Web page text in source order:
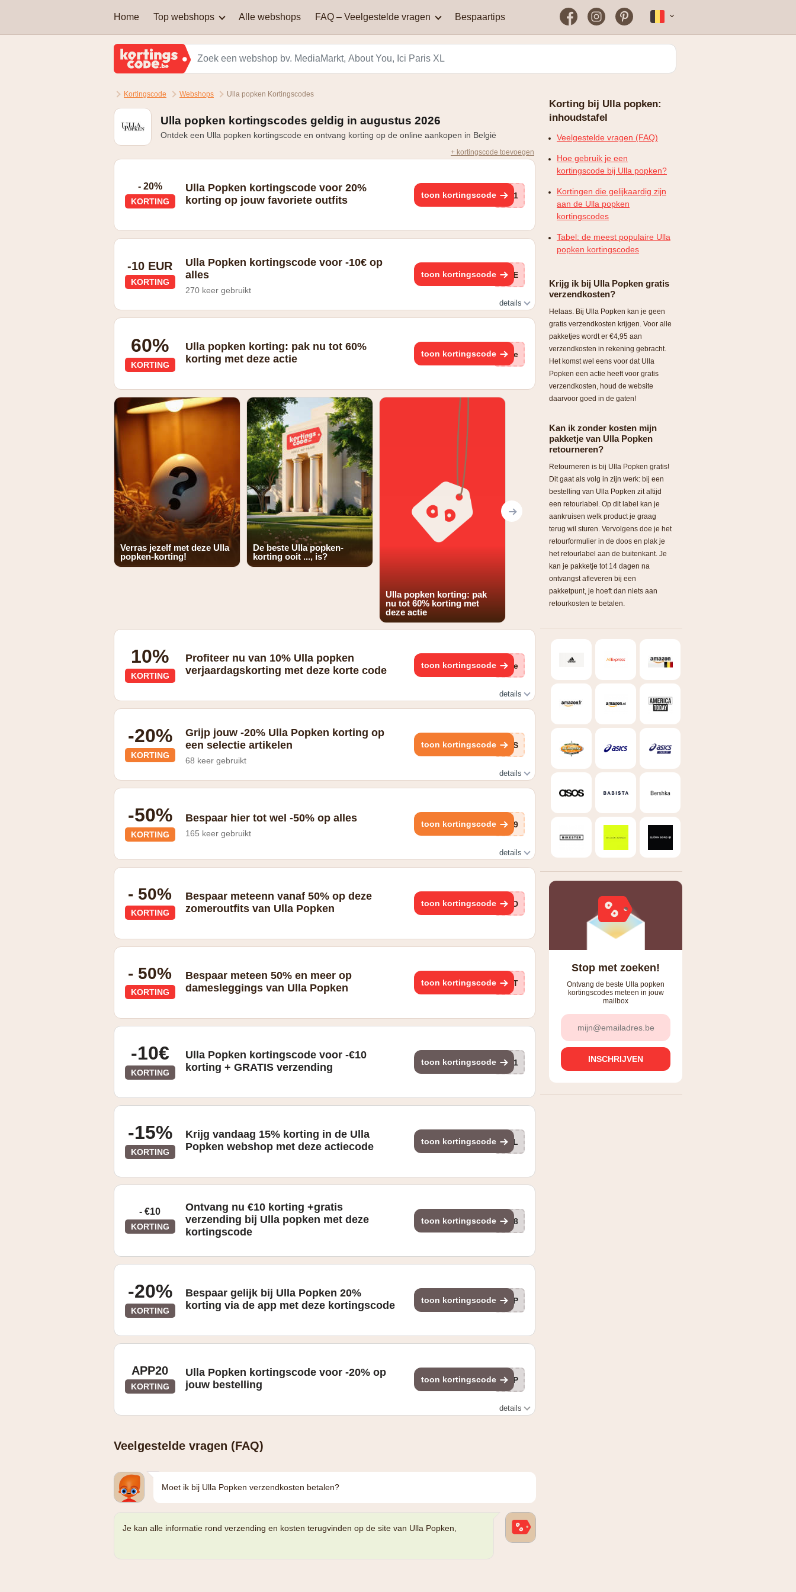
Home Top webshops
AEG AliExpress Aqualibi
Martin's Hotels Plopsaland Theater Hotel
Samsung Smeg Vanden Borre WONDR
Alle webshops FAQ – Veelgestelde vragen
Welke soort kortingscodes
zijn er?
Waar kan je kortingscodes
vinden?
Waarom werkt mijn
kortingscode niet?
kortingscode?
Kan je een kortingscode
combineren om nog extra
korting te krijgen?
Hoe bereken je korting?
kortingen en aanbiedingen
FAQ – Veelgestelde vragen
Bespaartips
FacebookInstagramPinterest
Kortingscode Webshops Ulla popken Kortingscodes
Ulla popken kortingscodes geldig in augustus 2026
Ontdek een Ulla popken kortingscode en ontvang korting op de online aankopen in België
+ kortingscode toevoegen
- 20%
KORTING
Ulla Popken kortingscode voor 20%
korting op jouw favoriete outfits
toon kortingscode 591
-10 EUR
KORTING
Ulla Popken kortingscode voor -10€ op
alles
270 keer gebruikt
toon kortingscode ZIE
details
60%
KORTING
Ulla popken korting: pak nu tot 60%
korting met deze actie
toon kortingscode (ge
Verras jezelf met deze Ulla
popken-korting!
De beste Ulla popken-
korting ooit ..., is?
Ulla popken korting: pak
nu tot 60% korting met
deze actie
10%
KORTING
Profiteer nu van 10% Ulla popken
verjaardagskorting met deze korte code
toon kortingscode (ge
details
-20%
KORTING
Grijp jouw -20% Ulla Popken korting op
een selectie artikelen
68 keer gebruikt
toon kortingscode PRS
details
-50%
KORTING
Bespaar hier tot wel -50% op alles
165 keer gebruikt
toon kortingscode 9V9
details
- 50%
KORTING
Bespaar meteenn vanaf 50% op deze
zomeroutfits van Ulla Popken
toon kortingscode a5D
- 50%
KORTING
Bespaar meteen 50% en meer op
damesleggings van Ulla Popken
toon kortingscode aLT
-10€
KORTING
Ulla Popken kortingscode voor -€10
korting + GRATIS verzending
toon kortingscode 31
-15%
KORTING
Krijg vandaag 15% korting in de Ulla
Popken webshop met deze actiecode
toon kortingscode WEL
- €10
KORTING
Ontvang nu €10 korting +gratis
verzending bij Ulla popken met deze
kortingscode
toon kortingscode 318
-20%
KORTING
Bespaar gelijk bij Ulla Popken 20%
korting via de app met deze kortingscode
toon kortingscode APP
APP20
KORTING
Ulla Popken kortingscode voor -20% op
jouw bestelling
toon kortingscode AP
details
Veelgestelde vragen (FAQ)
Moet ik bij Ulla Popken verzendkosten betalen?
Je kan alle informatie rond verzending en kosten terugvinden op de site van Ulla Popken,
Korting bij Ulla popken:
inhoudstafel
Veelgestelde vragen (FAQ)
Hoe gebruik je een
kortingscode bij Ulla popken?
Kortingen die gelijkaardig zijn
aan de Ulla popken
kortingscodes
Tabel: de meest populaire Ulla
popken kortingscodes
Krijg ik bij Ulla Popken gratis
verzendkosten?
Helaas. Bij Ulla Popken kan je geen
gratis verzendkosten krijgen. Voor alle
pakketjes wordt er €4,95 aan
verzendkosten in rekening gebracht.
Het komst wel eens voor dat Ulla
Popken een actie heeft voor gratis
verzendkosten, houd de website
daarvoor goed in de gaten!
Kan ik zonder kosten mijn
pakketje van Ulla Popken
retourneren?
Retourneren is bij Ulla Popken gratis!
Dit gaat als volg in zijn werk: bij een
bestelling van Ulla Popken zit altijd
een retourlabel. Op dit label kan je
aankruisen welk product je graag
terug wil sturen. Vervolgens doe je het
retourformulier in de doos en plak je
het retourlabel aan de buitenkant. Je
kan je pakketje tot 14 dagen na
ontvangst afleveren bij een
pakketpunt, je hoeft dan niets aan
retourkosten te betalen.
Stop met zoeken!
Ontvang de beste Ulla popken
kortingscodes meteen in jouw
mailbox